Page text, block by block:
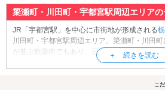
簗瀬町・川田町・宇都宮駅周辺エリア
JR「宇都宮駅」を中心に市街地が形成される
川田町・宇都宮駅周辺エリア。簗瀬町・川田
が並ぶ歓楽街でもあり、日夜多くの人々が行き
するならまずは、源頼朝・義経など多くの戦国
引く「餃子おみくじ」。宇都宮名物である焼こ